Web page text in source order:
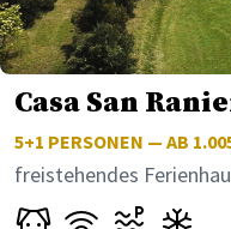
Casa San
5+1 PERSONEN — AB
freistehendes